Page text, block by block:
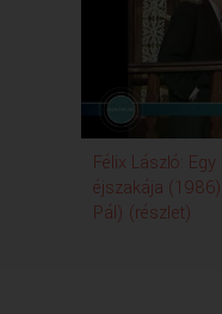
Félix László:
éjszakája
Pál) (részlet)